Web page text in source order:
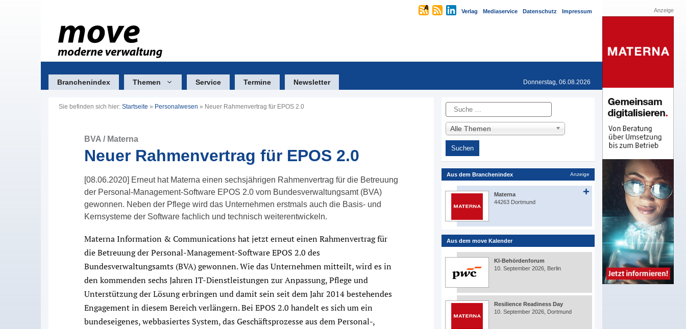
Verlag Mediaservice Datenschutz Impressum
Branchenindex Themen Service Termine Newsletter Donnerstag, 06.08.2026
Sie befinden sich hier: Startseite » Personalwesen » Neuer Rahmenvertrag für EPOS 2.0
BVA / Materna
Neuer Rahmenvertrag für EPOS 2.0
[08.06.2020] Erneut hat Materna einen sechsjährigen Rahmenvertrag für die Betreuung
der Personal-Management-Software EPOS 2.0 vom Bundesverwaltungsamt (BVA)
gewonnen. Neben der Pflege wird das Unternehmen erstmals auch die Basis- und
Kernsysteme der Software fachlich und technisch weiterentwickeln.
Materna Information & Communications hat jetzt erneut einen Rahmenvertrag für
die Betreuung der Personal-Management-Software EPOS 2.0 des
Bundesverwaltungsamts (BVA) gewonnen. Wie das Unternehmen mitteilt, wird es in
den kommenden sechs Jahren IT-Dienstleistungen zur Anpassung, Pflege und
Unterstützung der Lösung erbringen und damit sein seit dem Jahr 2014 bestehendes
Engagement in diesem Bereich verlängern. Bei EPOS 2.0 handelt es sich um ein
bundeseigenes, webbasiertes System, das Geschäftsprozesse aus dem Personal-,
Suche
Alle Themen
Aus dem Branchenindex Anzeige
Materna
44263 Dortmund
Aus dem move Kalender
KI-Behördenforum
10. September 2026, Berlin
Resilience Readiness Day
10. September 2026, Dortmund
Anzeige